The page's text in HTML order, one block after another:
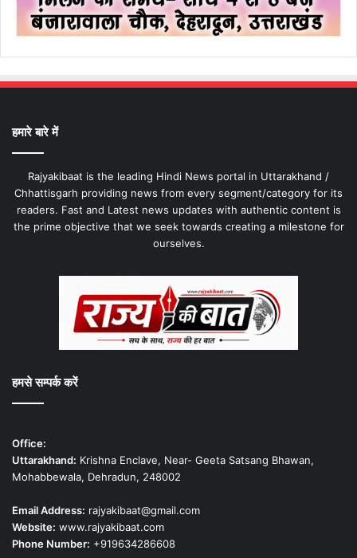
हमारे बारे में
Rajyakibaat is the leading Hindi News portal in Uttarakhand /
Chhattisgarh providing news from every segment/category for its
readers. Fast and Latest news updates with authentic content is
the prime objective that we seek towards creating a milestone for
ourselves.
हमसे सम्पर्क करें
Office:
Uttarakhand: Krishna Enclave, Near- Geeta Satsang Bhawan,
Mohabbewala, Dehradun, 248002
Email Address: rajyakibaat@gmail.com
Website: www.rajyakibaat.com
Phone Number: +919634286608